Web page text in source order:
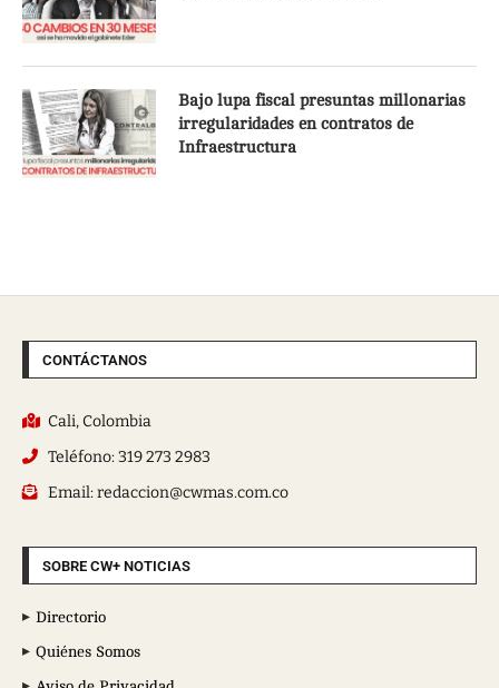
Bajo lupa fiscal presuntas millonarias
irregularidades en contratos de
Infraestructura
CONTÁCTANOS
Cali, Colombia
Teléfono: 319 273 2983
Email: redaccion@cwmas.com.co
SOBRE CW+ NOTICIAS
Directorio
Quiénes Somos